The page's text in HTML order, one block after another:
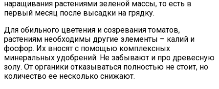
наращивания растениями зеленой массы, то есть в
первый месяц после высадки на грядку.
Для обильного цветения и созревания томатов,
растениям необходимы другие элементы – калий и
фосфор. Их вносят с помощью комплексных
минеральных удобрений. Не забывают и про древесную
золу. От органики отказываться полностью не стоит, но
количество ее несколько снижают.